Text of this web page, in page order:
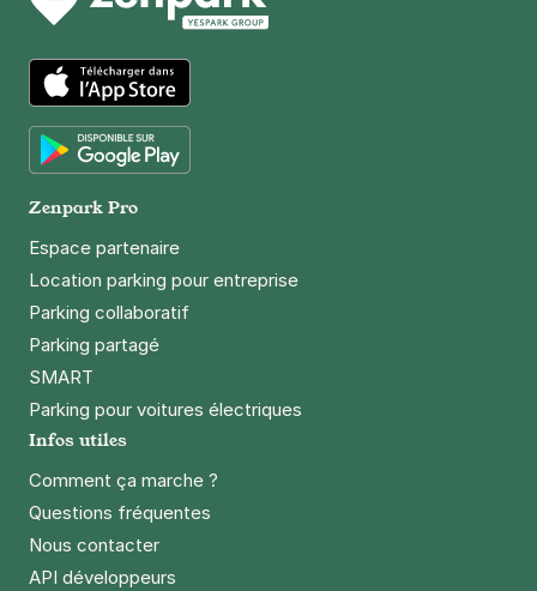
App Store
Zenpark Pro
Espace partenaire
Location parking pour entreprise
Parking collaboratif
Parking partagé
SMART
Parking pour voitures électriques
Infos utiles
Comment ça marche ?
Questions fréquentes
Nous contacter
API développeurs